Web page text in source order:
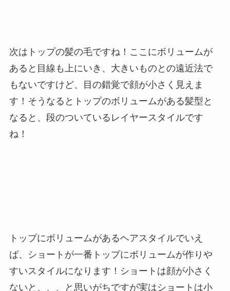
次はトップの髪の毛ですね！ここにボリュームが
あると目線も上にいき、大きいものとの遠近法で
もないですけど、目の錯覚で顔が小さく見えま
す！そうなるとトップのボリュームがある髪型と
なると、段のついているレイヤースタイルです
ね！
トップにボリュームがあるヘアスタイルでいえ
ば、ショートが一番トップにボリュームが作りや
すいスタイルになります！ショートは顔が小さく
ないと、、、と思いがちですが実はショートは小